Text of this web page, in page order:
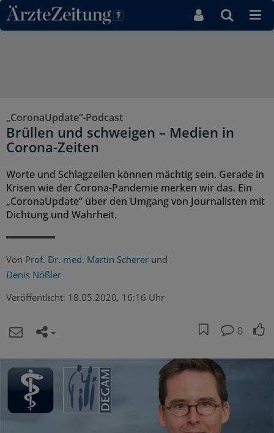
Direkt zum Inhaltsbereich
„CoronaUpdate“-Podcast
Brüllen und schweigen – Medien in
Corona-Zeiten
Worte und Schlagzeilen können mächtig sein. Gerade in
Krisen wie der Corona-Pandemie merken wir das. Ein
„CoronaUpdate“ über den Umgang von Journalisten mit
Dichtung und Wahrheit.
Von Prof. Dr. med. Martin Scherer und
Denis Nößler
Veröffentlicht: 18.05.2020, 16:16 Uhr
0